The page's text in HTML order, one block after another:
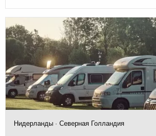
Нидерланды · Северная Голландия